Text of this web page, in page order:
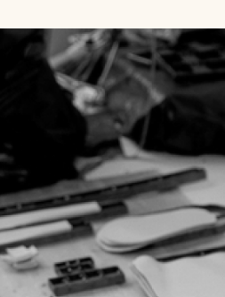
Мы в соцсетях:
+ 7 (812) 748-24-46